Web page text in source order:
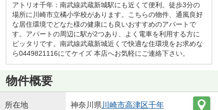
アトリオ千年：南武線武蔵新城駅にも近くて便利。徒歩3分の
場所に川崎市立橘小学校があります。こちらの物件、通風良好
な居住環境でどなた様の健康にも良いおすすめのアパートで
す。アパートの周辺に駅が2つあり、よく電車を利用する方に
ピッタリです。南武線武蔵新城近くで快適な住環境をお求めな
ら0449821116にてケイズ 本店へお気軽にご連絡下さい。
物件概要
所在地 神奈川県 川崎市高津区千年